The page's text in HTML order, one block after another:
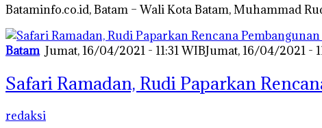
Bataminfo.co.id, Batam – Wali Kota Batam, Muhammad
Batam Jumat, 16/04/2021 - 11:31 WIBJumat, 16/04/2021 -
Safari Ramadan, Rudi Paparkan
redaksi